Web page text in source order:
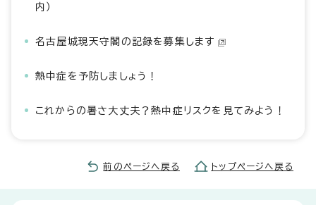
内）
名古屋城現天守閣の記録を募集します
熱中症を予防しましょう！
これからの暑さ大丈夫？熱中症リスクを見てみよう！
前のページへ戻る トップページへ戻る